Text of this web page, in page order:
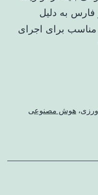
فارس به دلیل
مناسب برای اجرای
، هوش مصنوعی